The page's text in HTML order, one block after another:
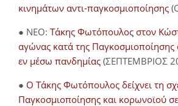
κινημάτων αντι-παγκοσμιοποίησης
● NEO: Τάκης Φωτόπουλος στον
αγώνας κατά της Παγκοσμιοποίησης
εν μέσω πανδημίας (ΣΕΠΤΕΜΒΡΙΟΣ
● Ο Τάκης Φωτόπουλος δείχνει τη
Παγκοσμιοποίησης και κορωνοϊού